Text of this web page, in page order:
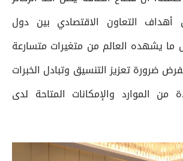
أهداف التعاون الاقتصادي بين دول
يشهده العالم من متغيرات متسارعة
ضرورة تعزيز التنسيق وتبادل الخبرات
من الموارد والإمكانات المتاحة لدى